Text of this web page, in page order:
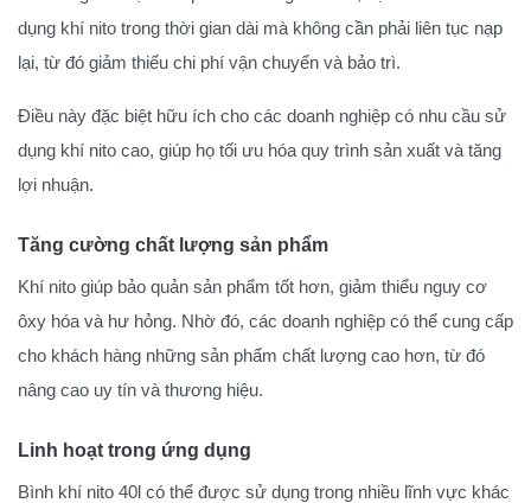
dụng khí nito trong thời gian dài mà không cần phải liên tục nạp
lại, từ đó giảm thiểu chi phí vận chuyển và bảo trì.
Điều này đặc biệt hữu ích cho các doanh nghiệp có nhu cầu sử
dụng khí nito cao, giúp họ tối ưu hóa quy trình sản xuất và tăng
lợi nhuận.
Tăng cường chất lượng sản phẩm
Khí nito giúp bảo quản sản phẩm tốt hơn, giảm thiểu nguy cơ
ôxy hóa và hư hỏng. Nhờ đó, các doanh nghiệp có thể cung cấp
cho khách hàng những sản phẩm chất lượng cao hơn, từ đó
nâng cao uy tín và thương hiệu.
Linh hoạt trong ứng dụng
Bình khí nito 40l có thể được sử dụng trong nhiều lĩnh vực khác